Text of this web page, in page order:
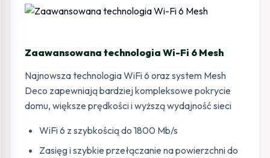
Zaawansowana technologia Wi-Fi 6 Mesh
Najnowsza technologia WiFi 6 oraz system Mesh
Deco zapewniają bardziej kompleksowe pokrycie
domu, większe prędkości i wyższą wydajność sieci
WiFi 6 z szybkością do 1800 Mb/s
Zasięg i szybkie przełączanie na powierzchni do